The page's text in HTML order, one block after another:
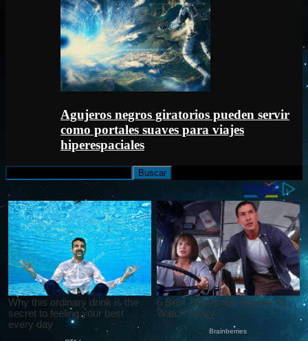
Agujeros negros giratorios pueden servir
como portales suaves para viajes
hiperespaciales